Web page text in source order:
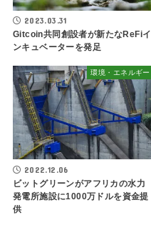
2023.03.31
Gitcoin共同創設者が新たなReFiイ
ンキュベーターを発足
環境・エネルギー
2022.12.06
ビットグリーンがアフリカの水力
発電所施設に1000万ドルを資金提
供